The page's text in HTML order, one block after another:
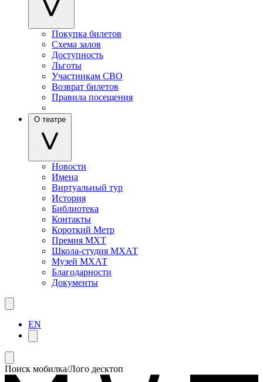
Покупка билетов
Схема залов
Доступность
Льготы
Участникам СВО
Возврат билетов
Правила посещения
О театре
Новости
Имена
Виртуальный тур
История
Библиотека
Контакты
Короткий Метр
Премия МХТ
Школа-студия МХАТ
Музей МХАТ
Благодарности
Документы
EN
Поиск мобилка/Лого десктоп